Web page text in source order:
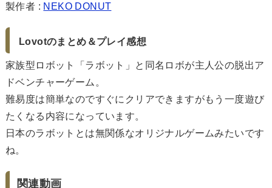
製作者 : NEKO DONUT
Lovotのまとめ＆プレイ感想
家族型ロボット「ラボット」と同名ロボが主人公の脱出ア
ドベンチャーゲーム。
難易度は簡単なのですぐにクリアできますがもう一度遊び
たくなる内容になっています。
日本のラボットとは無関係なオリジナルゲームみたいです
ね。
関連動画